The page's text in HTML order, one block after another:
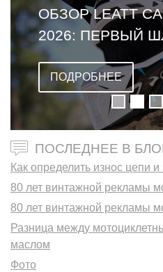
ОБЗОР LEATT
2026: ПЕРВЫЙ
ВСТРОЕННОЙ
ПОДРОБНЕЕ
ПОСЛЕДНЕЕ В
Как определить износ цепи и
80 лет винтажной рекламы
80 лет винтажной рекламы
Разница между
маслом
Фото